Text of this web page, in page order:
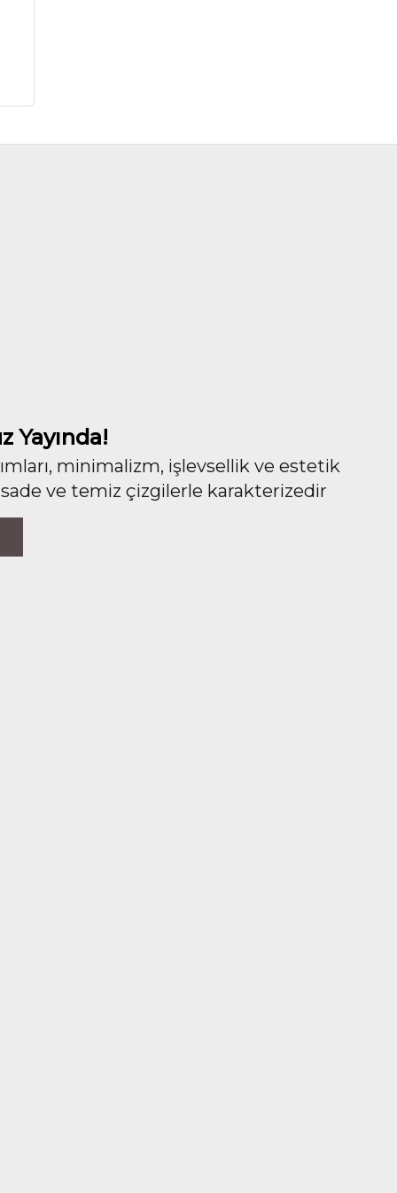
Yayında!
minimalizm, işlevsellik ve estetik
ve temiz çizgilerle karakterizedir